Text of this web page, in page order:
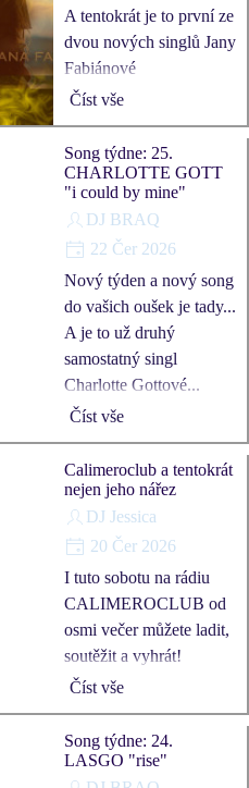
A tentokrát je to první ze
dvou nových singlů Jany
Fabiánové
Číst vše
Song týdne: 25.
CHARLOTTE GOTT
"i could by mine"
DJ BRAQ
22 Čer 2026
Nový týden a nový song
do vašich oušek je tady...
A je to už druhý
samostatný singl
Charlotte Gottové...
Číst vše
Calimeroclub a tentokrát
nejen jeho nářez
DJ Jessica
20 Čer 2026
I tuto sobotu na rádiu
CALIMEROCLUB od
osmi večer můžete ladit,
soutěžit a vyhrát!
Číst vše
Song týdne: 24.
LASGO "rise"